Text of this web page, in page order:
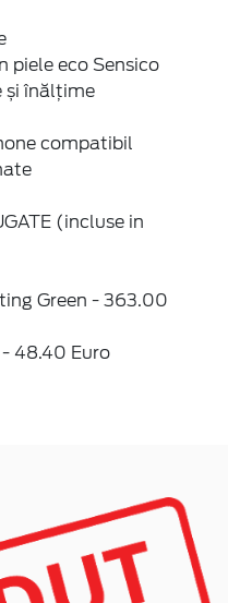
piele eco Sensico
și înălțime
compatibil
(incluse in
Green - 363.00
48.40 Euro